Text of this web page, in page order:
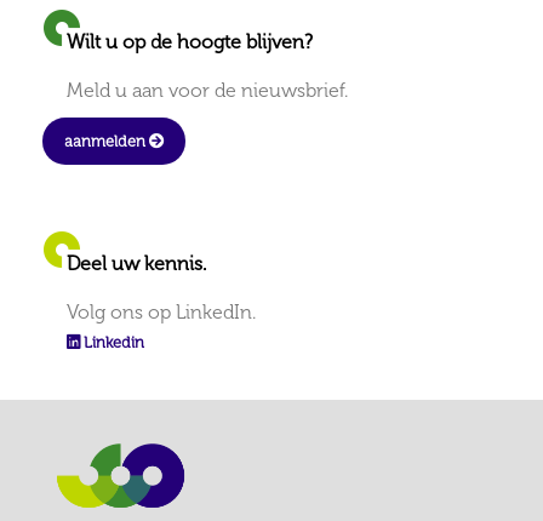
Wilt u op de hoogte blijven?
Meld u aan voor de nieuwsbrief.
aanmelden
Deel uw kennis.
Volg ons op LinkedIn.
Linkedin